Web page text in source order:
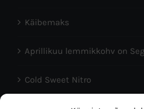
Käibemaks
Aprillikuu lemmikkohv on
Cold Sweet Nitro